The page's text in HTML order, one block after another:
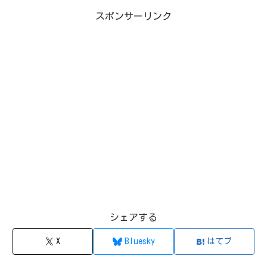
スポンサーリンク
シェアする
X Bluesky はてブ